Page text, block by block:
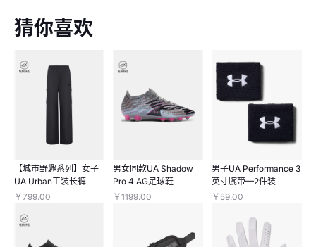
猜你喜欢
【城市野趣系列】女子
UA Urban工装长裤
￥799.00
男女同款UA Shadow
Pro 4 AG足球鞋
￥1199.00
男子UA Performance 3
英寸腕带—2件装
￥59.00